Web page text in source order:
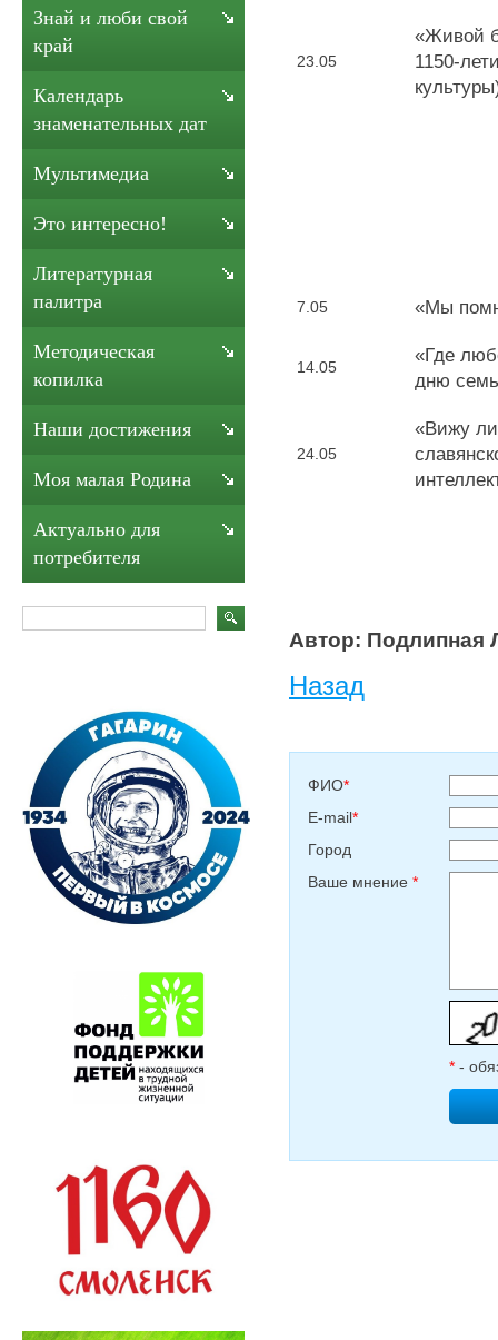
23.05
«Живой
1150-
7.05 «Мы
14.05
«Где
дню
24.05
«Вижу
Автор: Подлипная
Назад
ФИО*
E-mail*
Город
Ваше мнение *
* -
Знай и люби свой
край
Календарь
знаменательных дат
Мультимедиа
Это интересно!
Литературная
палитра
Методическая
копилка
Наши достижения
Моя малая Родина
Актуально для
потребителя